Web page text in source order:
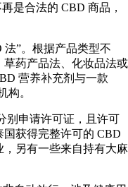
是合法的 CBD 商品，
法”。根据产品类型不
草药产品法、化妆品法或
营养补充剂与一款
构。
别申请许可证，且许可
获得完整许可的 CBD
另有一些来自持有大麻